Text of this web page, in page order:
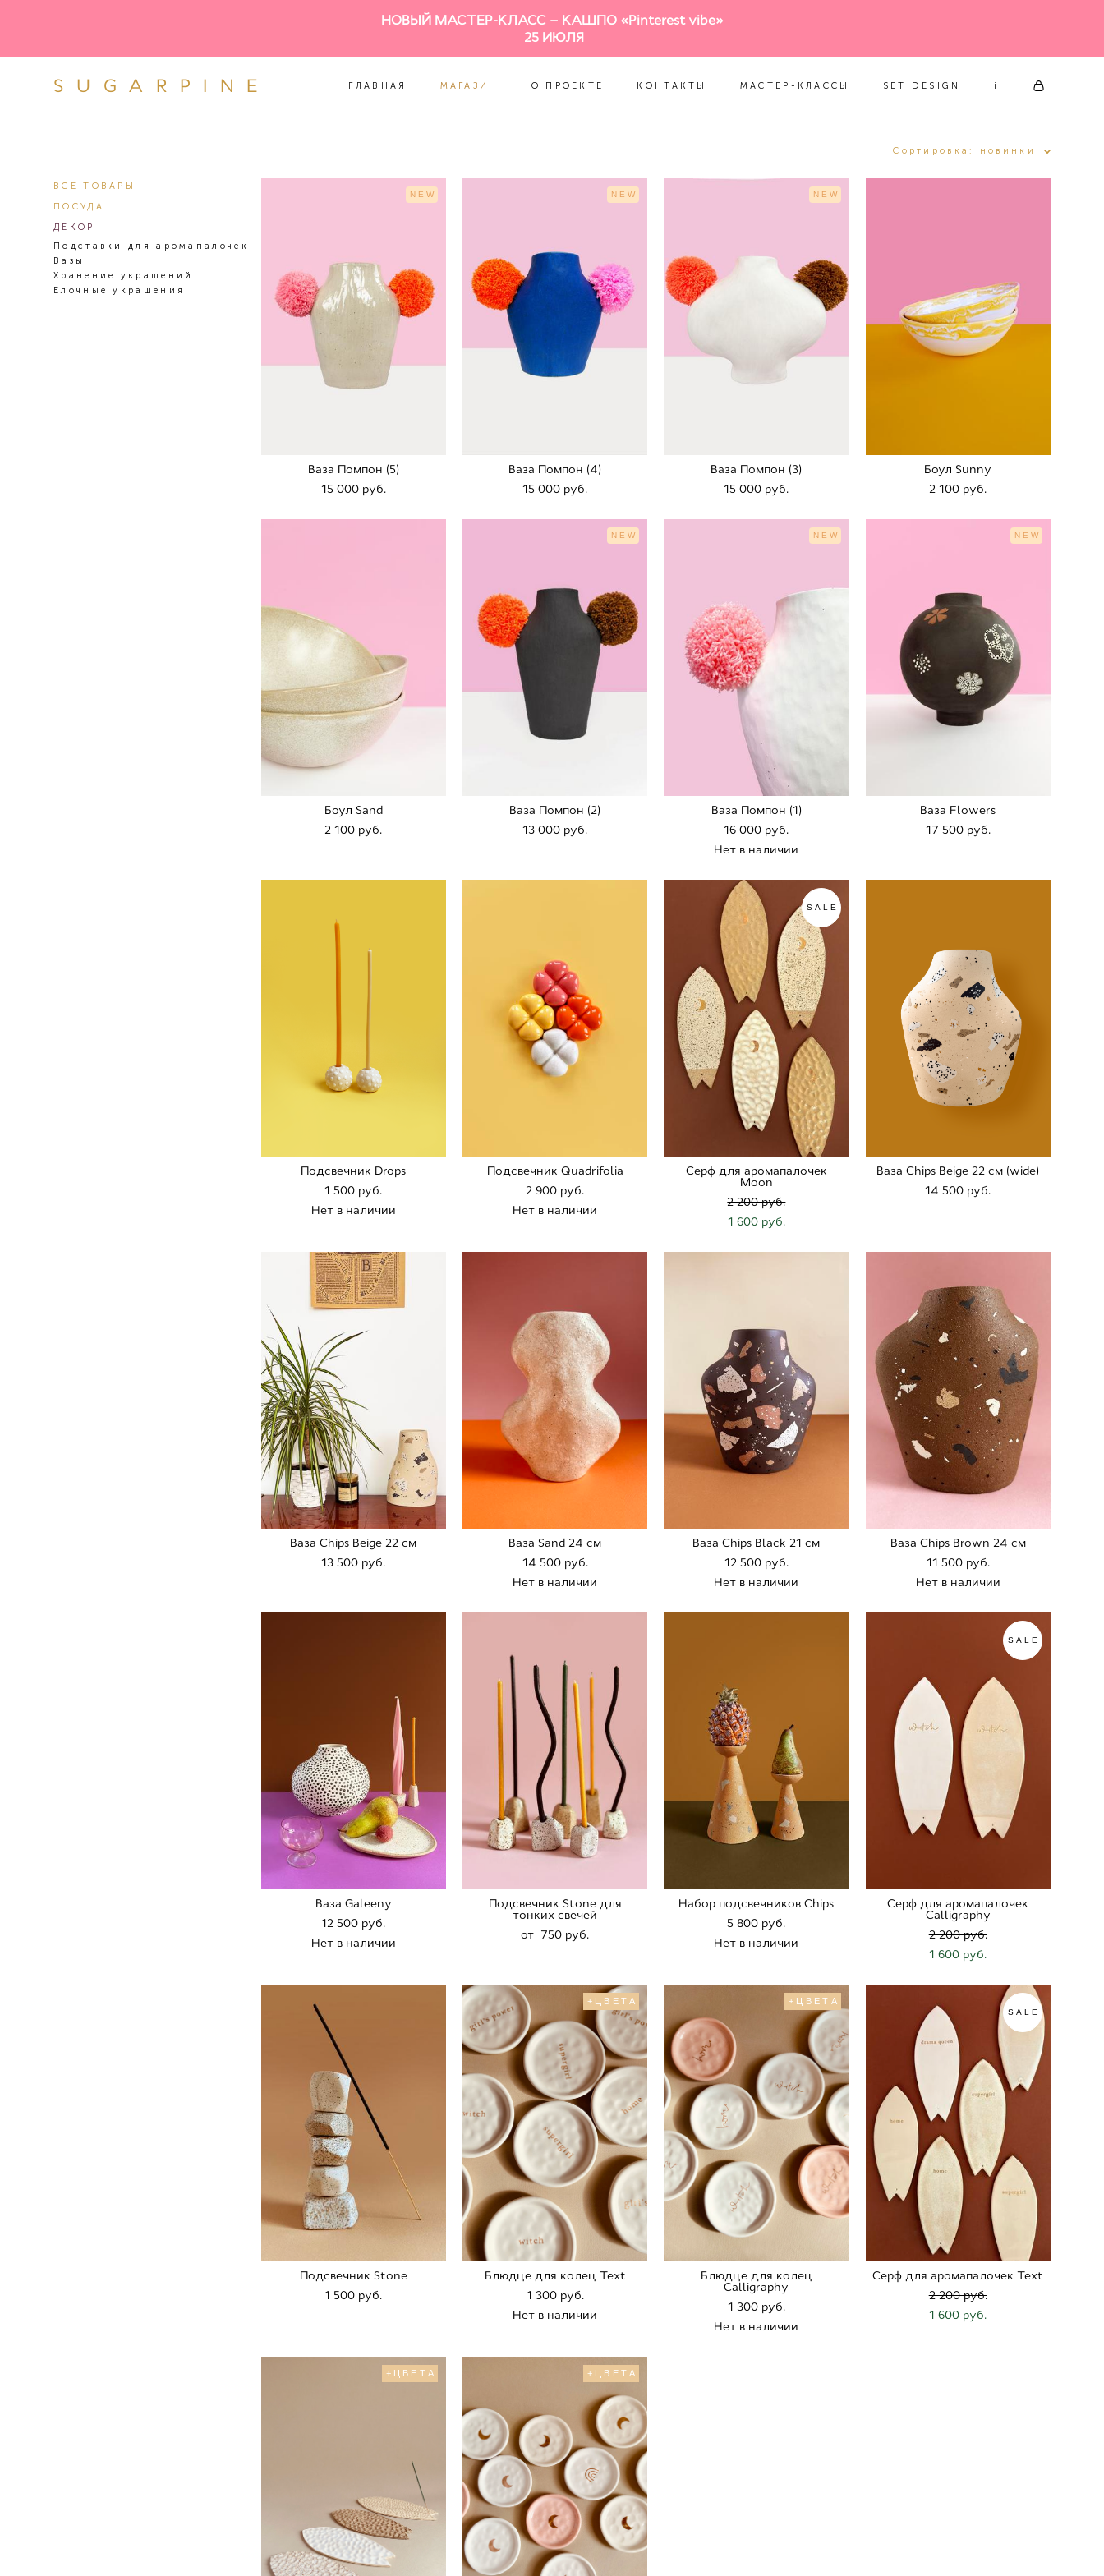
НОВЫЙ МАСТЕР-КЛАСС – КАШПО «Pinterest vibe»
25 ИЮЛЯ
SUGARPINE ГЛАВНАЯ МАГАЗИН О ПРОЕКТЕ КОНТАКТЫ МАСТЕР-КЛАССЫ SET DESIGN i
ГЛАВНАЯ МАГАЗИН О ПРОЕКТЕ КОНТАКТЫ
ВСЕ ТОВАРЫ
ПОСУДА
ДЕКОР
Подставки для аромапалочек
Вазы
Хранение украшений
Елочные украшения
Сортировка: новинки
NEW
Ваза Помпон (5)
15 000 pуб.
NEW
Ваза Помпон (4)
15 000 pуб.
NEW
Ваза Помпон (3)
15 000 pуб.
Боул Sunny
2 100 pуб.
Боул Sand
2 100 pуб.
NEW
Ваза Помпон (2)
13 000 pуб.
NEW
Ваза Помпон (1)
16 000 pуб.
Нет в наличии
NEW
Ваза Flowers
17 500 pуб.
Подсвечник Drops
1 500 pуб.
Нет в наличии
Подсвечник Quadrifolia
2 900 pуб.
Нет в наличии
SALE
Серф для аромапалочек
Moon
2 200 pуб.
1 600 pуб.
Ваза Chips Beige 22 cм (wide)
14 500 pуб.
Ваза Chips Beige 22 cм
13 500 pуб.
Ваза Sand 24 cм
14 500 pуб.
Нет в наличии
Ваза Chips Black 21 cм
12 500 pуб.
Нет в наличии
Ваза Chips Brown 24 cм
11 500 pуб.
Нет в наличии
Ваза Galeeny
12 500 pуб.
Нет в наличии
Подсвечник Stone для
тонких свечей
от 750 pуб.
Набор подсвечников Chips
5 800 pуб.
Нет в наличии
SALE
Серф для аромапалочек
Calligraphy
2 200 pуб.
1 600 pуб.
Подсвечник Stone
1 500 pуб.
+ЦВЕТА
Блюдце для колец Text
1 300 pуб.
Нет в наличии
+ЦВЕТА
Блюдце для колец
Calligraphy
1 300 pуб.
Нет в наличии
SALE
Серф для аромапалочек Text
2 200 pуб.
1 600 pуб.
+ЦВЕТА +ЦВЕТА